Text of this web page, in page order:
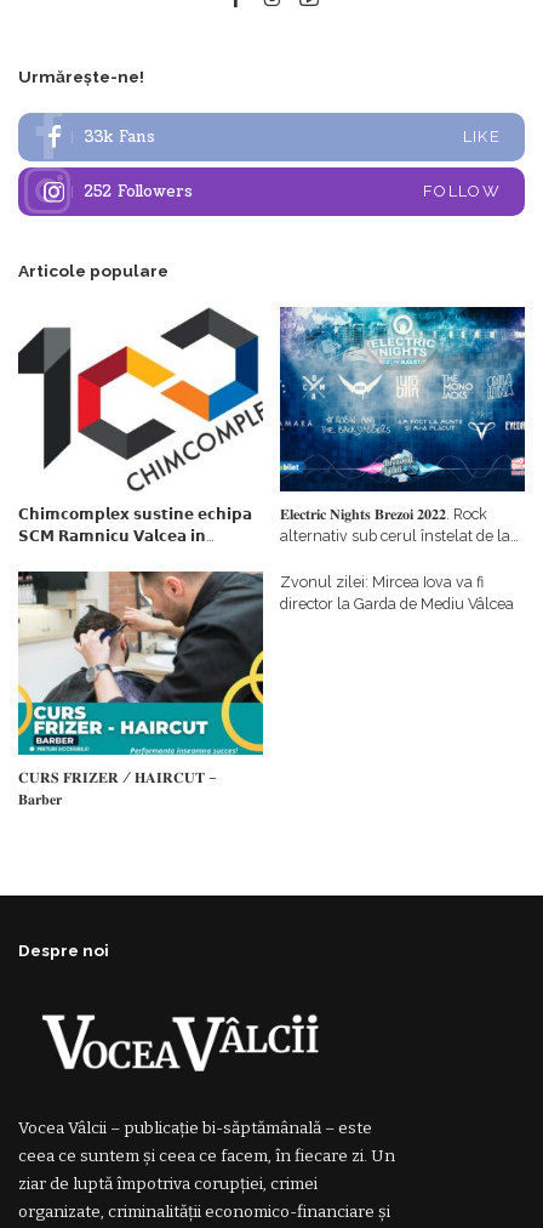
Urmărește-ne!
33k Fans LIKE
252 Followers FOLLOW
Articole populare
𝗖𝗵𝗶𝗺𝗰𝗼𝗺𝗽𝗹𝗲𝘅 𝘀𝘂𝘀𝘁𝗶𝗻𝗲 𝗲𝗰𝗵𝗶𝗽𝗮
𝗦𝗖𝗠 𝗥𝗮𝗺𝗻𝗶𝗰𝘂 𝗩𝗮𝗹𝗰𝗲𝗮 𝗶𝗻
𝗳𝗶𝗻𝗮𝗻𝘁𝗮𝘁𝗼𝗿
𝐄𝐥𝐞𝐜𝐭𝐫𝐢𝐜 𝐍𝐢𝐠𝐡𝐭𝐬 𝐁𝐫𝐞𝐳𝐨𝐢 𝟐𝟎𝟐𝟐. Rock
alternativ sub cerul înstelat de la
𝐂𝐔𝐑𝐒 𝐅𝐑𝐈𝐙𝐄𝐑 / 𝐇𝐀𝐈𝐑𝐂𝐔𝐓 –
𝐁𝐚𝐫𝐛𝐞𝐫
Zvonul zilei: Mircea Iova va fi
director la Garda de Mediu Vâlcea
Despre noi
Vocea Vâlcii – publicație bi-săptămânală – este
ceea ce suntem și ceea ce facem, în fiecare zi. Un
ziar de luptă împotriva corupției, crimei
organizate, criminalității economico-financiare și